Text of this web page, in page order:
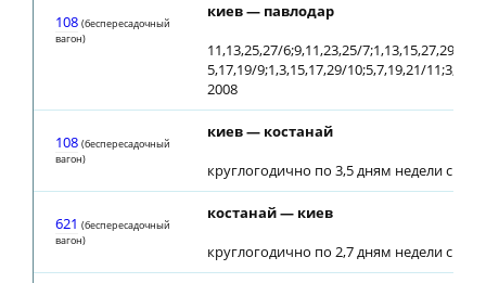
108 (беспересадочный
вагон)
киев — павлодар
11,13,25,27/6;9,11,23,25/7;1,13,15,27,29/8;
5,17,19/9;1,3,15,17,29/10;5,7,19,21/
2008
108 (беспересадочный
вагон)
киев — костанай
круглогодично по 3,5 дням недели с
621 (беспересадочный
вагон)
костанай — киев
круглогодично по 2,7 дням недели с